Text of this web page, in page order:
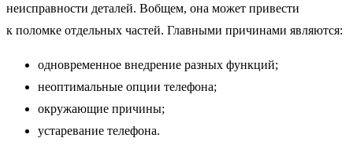
неисправности деталей. Вобщем, она может привести
к поломке отдельных частей. Главными причинами являются:
одновременное внедрение разных функций;
неоптимальные опции телефона;
окружающие причины;
устаревание телефона.